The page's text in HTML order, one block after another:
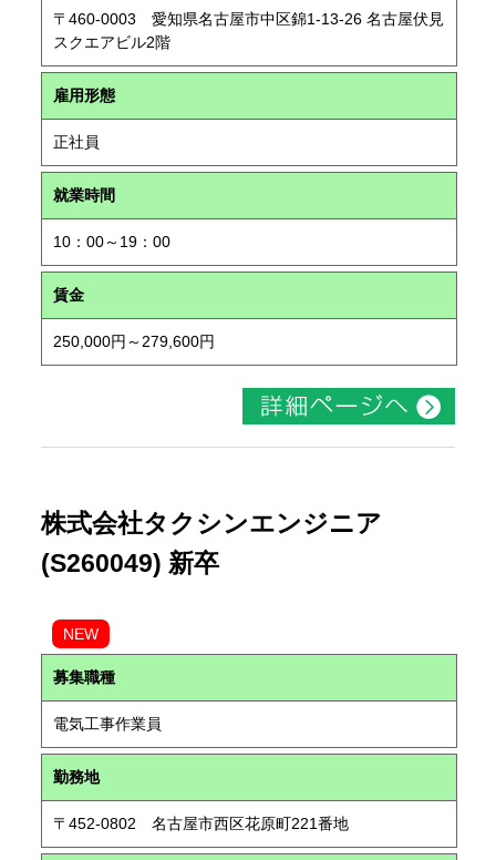
〒460-0003 愛知県名古屋市中区錦1-13-26 名古屋伏見
スクエアビル2階
雇用形態
正社員
就業時間
10：00～19：00
賃金
250,000円～279,600円
株式会社タクシンエンジニア
(S260049) 新卒
NEW
募集職種
電気工事作業員
勤務地
〒452-0802 名古屋市西区花原町221番地